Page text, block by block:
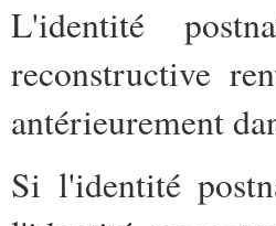
L'identité
reconstructive
antérieurement
Si l'identité